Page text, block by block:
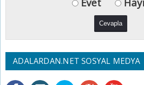
ADALARDAN.NET SOSYAL MEDYA